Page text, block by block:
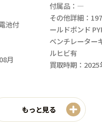
池付
月
付属品：―
その他詳細：
ールドボンド
ベンチレーター
ルヒビ有
買取時期：2025
もっと見る